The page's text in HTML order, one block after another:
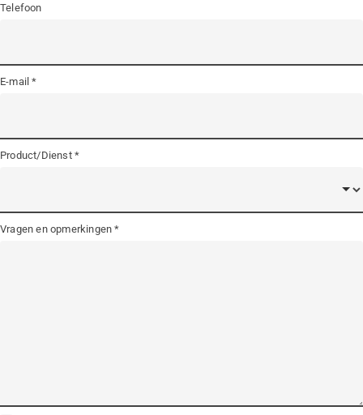
Telefoon
E-mail
Product/Dienst
Vragen en opmerkingen